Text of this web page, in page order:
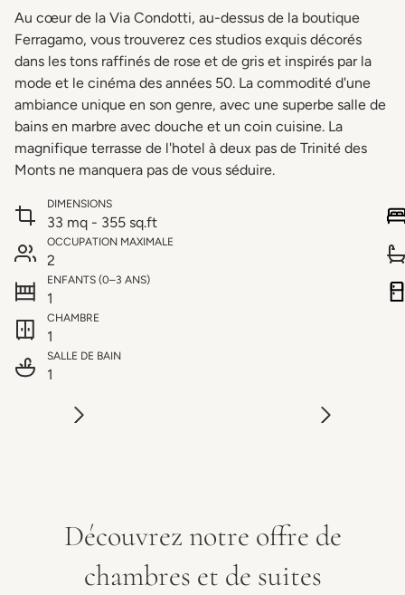
Au cœur de la Via Condotti, au-dessus de la boutique
Ferragamo, vous trouverez ces studios exquis décorés
dans les tons raffinés de rose et de gris et inspirés par la
mode et le cinéma des années 50. La commodité d'une
ambiance unique en son genre, avec une superbe salle de
bains en marbre avec douche et un coin cuisine. La
magnifique terrasse de l'hotel à deux pas de Trinité des
Monts ne manquera pas de vous séduire.
DIMENSIONS
33 mq - 355 sq.ft
OCCUPATION MAXIMALE
2
ENFANTS (0–3 ANS)
1
CHAMBRE
1
SALLE DE BAIN
1
Découvrez notre offre de
chambres et de suites